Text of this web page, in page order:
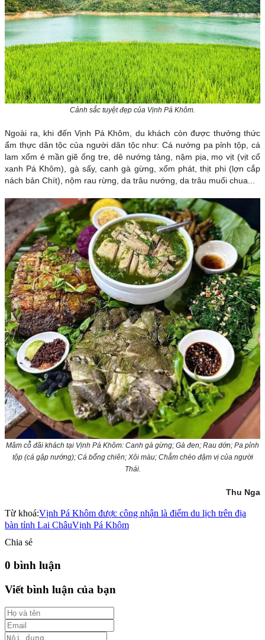
Cảnh sắc tuyệt đẹp của Vịnh Pá Khôm.
Ngoài ra, khi đến Vịnh Pá Khôm, du khách còn được thưởng thức
ẩm thực dân tộc của người dân tộc như:Cá nướng pa pỉnh tộp, cá
lam xổm é mần giẽ ống tre, dê nướng tảng, nậm pịa, mọ vịt (vịt cổ
xanh Pá Khôm), gà sấy, canh gà gừng, xổm phát, thịt phi (lợn cắp
nách bản Chít), nộm rau rừng, da trâu nướng, da trâu muối chua...
Mâm cỗ đãi khách tại Vịnh Pá Khôm: Canh gà gừng; Gà đen; Rau dớn; Pa pỉnh
tộp (cá gập nướng); Cá bống chiên; Xôi màu; Chẳm chéo đậm vị của người
Thái.
Thu Nga
Từ khoá:Vịnh Pá Khôm được công nhận là điểm du lịch trên địa
bàn tỉnh Lai ChâuVịnh Pá Khôm
Chia sẻ
0 bình luận
Viết bình luận của bạn